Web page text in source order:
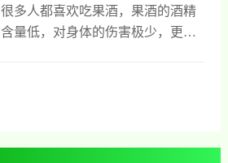
可以一目了然的不同，除此以外，
白桑氏的个头比较大，而且汁多为
药用价值极高的中药材，下面是对
黑桑葚干功效与作用的具体介绍，
很多人都喜欢吃果酒，果酒的酒精
含量低，对身体的伤害极少，更重